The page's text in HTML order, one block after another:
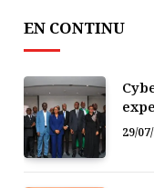
EN CONTINU
29/